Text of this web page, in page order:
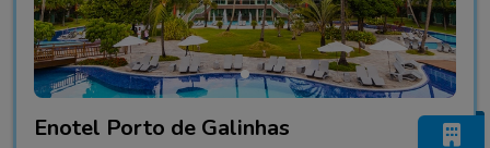
Enotel Porto de Galinhas